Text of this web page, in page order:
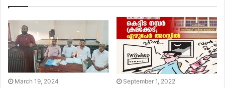
March 19, 2024
September 1, 2022